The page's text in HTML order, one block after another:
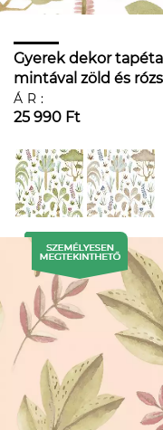
Gyerek dekor
mintával zöld és
ÁR:
25 990 Ft